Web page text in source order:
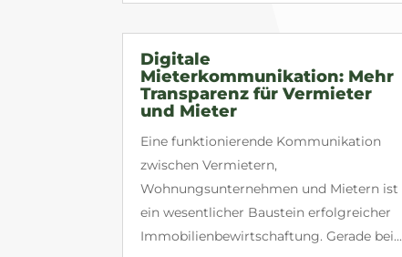
Digitale
Mieterkommunikation: Mehr
Transparenz für Vermieter
und Mieter
Eine funktionierende Kommunikation
zwischen Vermietern,
Wohnungsunternehmen und Mietern ist
ein wesentlicher Baustein erfolgreicher
Immobilienbewirtschaftung. Gerade bei...